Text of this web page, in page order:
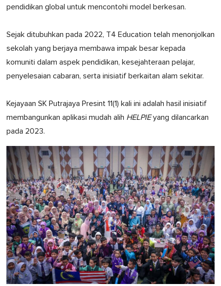
pendidikan global untuk mencontohi model berkesan.
Sejak ditubuhkan pada 2022, T4 Education telah menonjolkan
sekolah yang berjaya membawa impak besar kepada
komuniti dalam aspek pendidikan, kesejahteraan pelajar,
penyelesaian cabaran, serta inisiatif berkaitan alam sekitar.
Kejayaan SK Putrajaya Presint 11(1) kali ini adalah hasil inisiatif
membangunkan aplikasi mudah alih HELPIEyang dilancarkan
pada 2023.